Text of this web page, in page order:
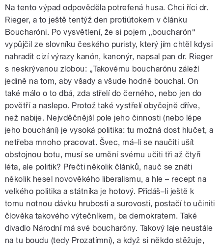
Na tento výpad odpověděla potrefená husa. Chci říci dr.
Rieger, a to ještě tentýž den protiútokem v článku
Boucharóni. Po vysvětlení, že si pojem „boucharón“
vypůjčil ze slovníku českého puristy, který jím chtěl kdysi
nahradit cizí výrazy kanón, kanonýr, napsal pan dr. Rieger
s neskrývanou zlobou: „Takovému boucharónu záleží
jedině na tom, aby všady a všude hodně bouchal. On
také málo o to dbá, zda střelí do černého, nebo jen do
povětří a naslepo. Protož také vystřelí obyčejně dříve,
než nabije. Nejvděčnější pole jeho činnosti (nebo lépe
jeho bouchání) je vysoká politika: tu možná dost hlučet, a
netřeba mnoho pracovat. Švec, má–li se naučiti ušít
obstojnou botu, musí se umění svému učiti tři až čtyři
léta, ale politik? Přečti několik článků, nauč se znáti
několik hesel novověkého liberalismu, a hle – recept na
velkého politika a státníka je hotový. Přidáš–li ještě k
tomu notnou dávku hrubosti a surovosti, postačí to učiniti
člověka takového výtečníkem, ba demokratem. Také
divadlo Národní má své boucharóny. Takový laje neustále
na tu boudu (tedy Prozatímní), a když si někdo stěžuje,